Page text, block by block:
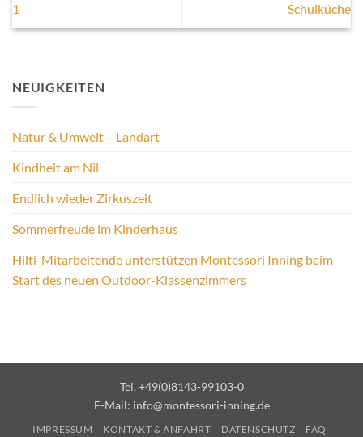
1
Schulküche
NEUIGKEITEN
Natur & Umwelt – Landart
Kindheit am Nil
Endlich wieder Zirkuszeit
Sommerfreude im Kinderhaus
Hilti-Mitarbeitende unterstützen Montessori Inning beim
Start des neuen Outdoor-Klassenzimmers
Tel. +49(0)8143-99103-0
E-Mail: info@montessori-inning.de
IMPRESSUM KONTAKT & ANFAHRT DATENSCHUTZ
FAQ